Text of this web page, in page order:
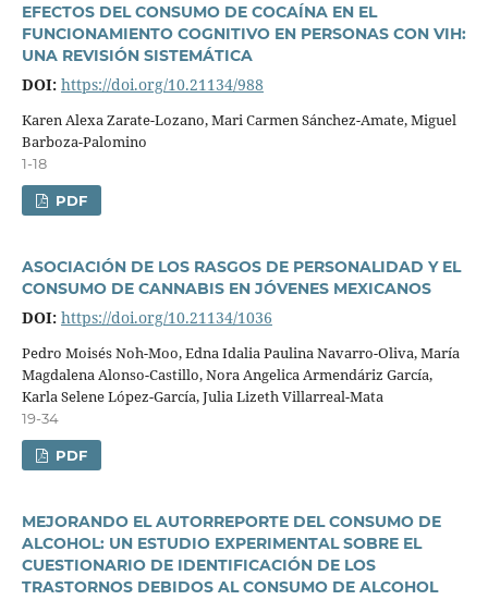
EFECTOS DEL CONSUMO DE COCAÍNA EN EL
FUNCIONAMIENTO COGNITIVO EN PERSONAS CON VIH:
UNA REVISIÓN SISTEMÁTICA
DOI: https://doi.org/10.21134/988
Karen Alexa Zarate-Lozano, Mari Carmen Sánchez-Amate, Miguel
Barboza-Palomino
1-18
PDF
ASOCIACIÓN DE LOS RASGOS DE PERSONALIDAD Y EL
CONSUMO DE CANNABIS EN JÓVENES MEXICANOS
DOI: https://doi.org/10.21134/1036
Pedro Moisés Noh-Moo, Edna Idalia Paulina Navarro-Oliva, Marí­a
Magdalena Alonso-Castillo, Nora Angelica Armendáriz Garcí­a,
Karla Selene López-Garcí­a, Julia Lizeth Villarreal-Mata
19-34
PDF
MEJORANDO EL AUTORREPORTE DEL CONSUMO DE
ALCOHOL: UN ESTUDIO EXPERIMENTAL SOBRE EL
CUESTIONARIO DE IDENTIFICACIÓN DE LOS
TRASTORNOS DEBIDOS AL CONSUMO DE ALCOHOL